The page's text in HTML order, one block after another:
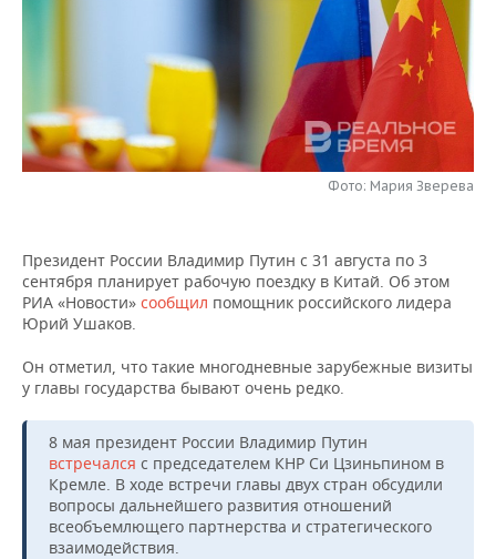
ОПК
ЭНЕРГЕТИКА
УСЛУГИ
МЕДИА
НОВОСТИ МЕРОПРИЯТИЙ
ВЫЕЗДНАЯ РЕДАКЦИЯ
ОТКРЫТАЯ ЛЕКЦИЯ
НОВОСТИ СПОРТА
БАСКЕТБОЛ
ВОЛЕЙБОЛ
КИБЕРСПОРТ
ФИГУРНОЕ КАТАНИЕ
ВОДНЫЕ ВИДЫ СПОРТА
ХОККЕЙ С МЯЧОМ
ОБЩЕСТВО
ИНФРАСТРУКТУРА
ИСТОРИЯ
КУЛЬТУРА
МЕДИЦИНА
ОБРАЗОВАНИЕ
ПРОИСШЕСТВИЯ
СПРАВОЧНИК
СПИСОК ПЕРСОН
СПИСОК КОМПАНИЙ
Фото: Мария Зверева
Президент России Владимир Путин с 31 августа по 3
сентября планирует рабочую поездку в Китай. Об этом
РИА «Новости» сообщил помощник российского лидера
Юрий Ушаков.
Он отметил, что такие многодневные зарубежные визиты
у главы государства бывают очень редко.
8 мая президент России Владимир Путин
встречался с председателем КНР Си Цзиньпином в
Кремле. В ходе встречи главы двух стран обсудили
вопросы дальнейшего развития отношений
всеобъемлющего партнерства и стратегического
взаимодействия.